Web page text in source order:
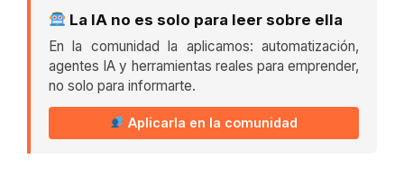
La IA no es solo para leer sobre ella
En la comunidad la aplicamos: automatización,
agentes IA y herramientas reales para emprender,
no solo para informarte.
Aplicarla en la comunidad